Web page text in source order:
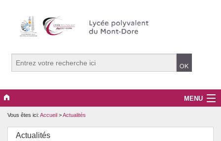
MENU
Le Lycée
Vous êtes ici: Accueil >Actualités
Actualités